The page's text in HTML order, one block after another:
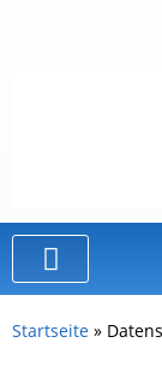
Startseite »